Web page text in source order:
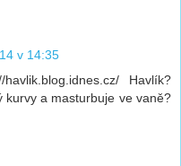
v 14:35
Havlík?
a masturbuje ve vaně?